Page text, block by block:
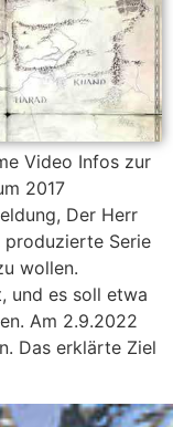
Video Infos zur
2017
Der Herr
produzierte Serie
wollen.
und es soll etwa
Am 2.9.2022
Das erklärte Ziel